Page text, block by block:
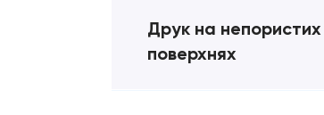
Друк на непористих
поверхнях